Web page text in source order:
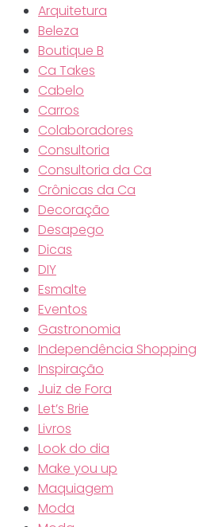
Arquitetura
Beleza
Boutique B
Ca Takes
Cabelo
Carros
Colaboradores
Consultoria
Consultoria da Ca
Crônicas da Ca
Decoração
Desapego
Dicas
DIY
Esmalte
Eventos
Gastronomia
Independência Shopping
Inspiração
Juiz de Fora
Let’s Brie
Livros
Look do dia
Make you up
Maquiagem
Moda